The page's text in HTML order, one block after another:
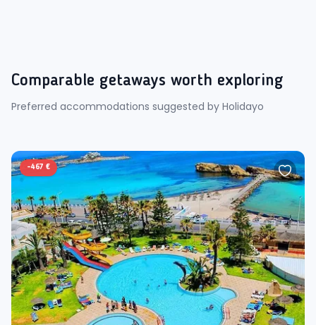
Comparable getaways worth exploring
Preferred accommodations suggested by Holidayo
-467 €